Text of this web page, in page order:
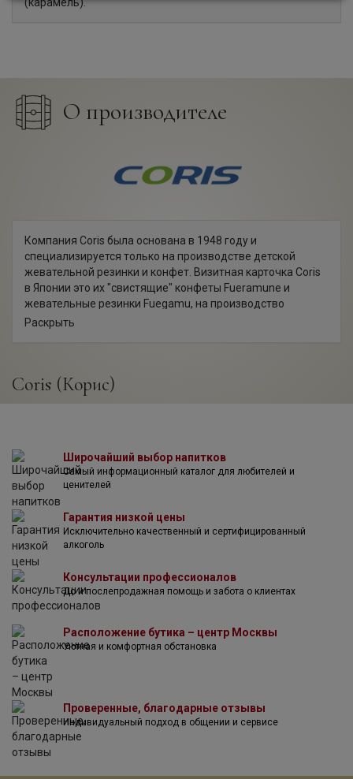
О производителе
Компания Coris была основана в 1948 году и
специализируется только на производстве детской
жевательной резинки и конфет. Визитная карточка Coris
в Японии это их "свистящие" конфеты Fueramune и
жевательные резинки Fuegamu, на производство
которых компания имеет сразу три патента на форму,
Раскрыть
Coris (Корис)
Широчайший выбор напитков
Самый информационный каталог для любителей и
ценителей
Гарантия низкой цены
Исключительно качественный и сертифицированный
алкоголь
Консультации профессионалов
До и послепродажная помощь и забота о клиентах
Расположение бутика – центр Москвы
Уютная и комфортная обстановка
Проверенные, благодарные отзывы
Индивидуальный подход в общении и сервисе